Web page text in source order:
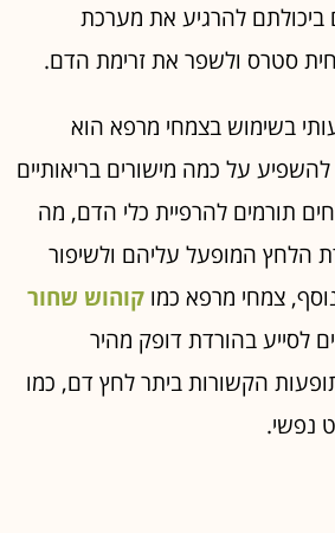
ביכולתם להרגיע את מערכת
סטרס ולשפר את זרימת הדם.
בשימוש בצמחי מרפא הוא
על כמה מישורים בריאותיים
תורמים להרפיית כלי הדם, מה
הלחץ המופעל עליהם ולשיפור
צמחי מרפא כמו קוהוש שחור
לסייע בהורדת דופק מהיר
הקשורות ביתר לחץ דם, כמו
נפשי.